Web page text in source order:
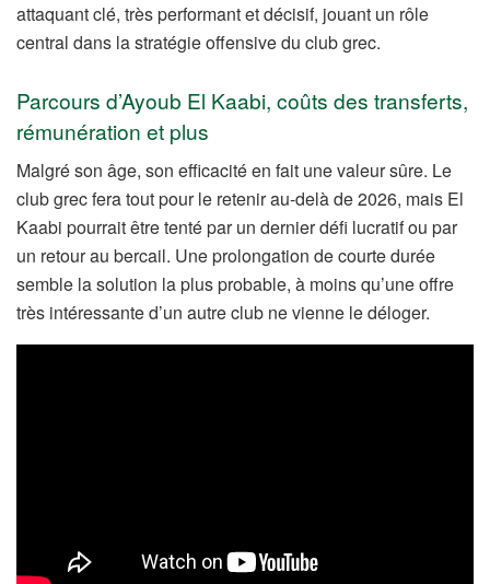
attaquant clé, très performant et décisif, jouant un rôle
central dans la stratégie offensive du club grec.
Parcours d’Ayoub El Kaabi, coûts des transferts,
rémunération et plus
Malgré son âge, son efficacité en fait une valeur sûre. Le
club grec fera tout pour le retenir au-delà de 2026, mais El
Kaabi pourrait être tenté par un dernier défi lucratif ou par
un retour au bercail. Une prolongation de courte durée
semble la solution la plus probable, à moins qu’une offre
très intéressante d’un autre club ne vienne le déloger.